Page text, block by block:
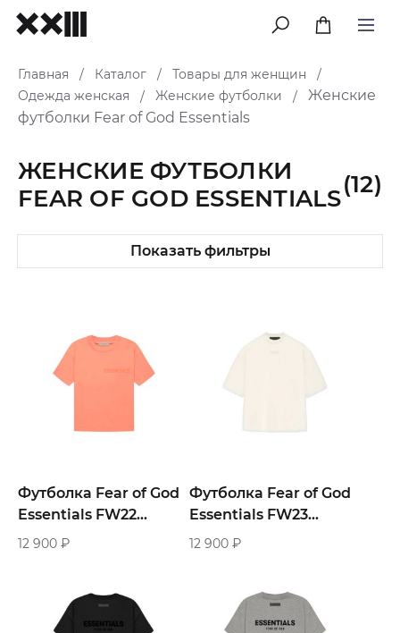
меню
Главная / Каталог / Товары для женщин
/
Одежда женская
/ Женские футболки /
Женские
футболки Fear of God Essentials
ЖЕНСКИЕ ФУТБОЛКИ
FEAR OF GOD ESSENTIALS(12)
Показать фильтры
Футболка Fear of God
Essentials FW22
«Coral»
12 900 ₽
Футболка Fear of God
Essentials FW23
«White»
12 900 ₽